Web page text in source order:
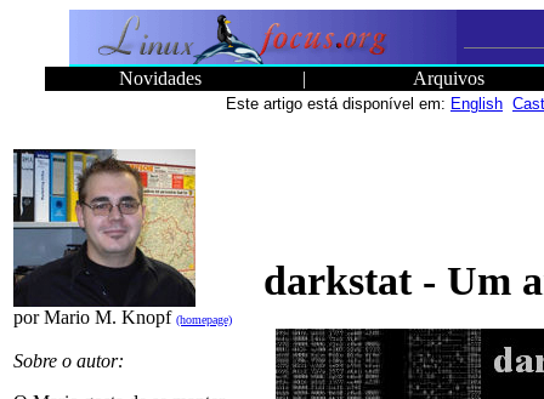
Novidades | Arquivos
Este artigo está disponível em: English
por Mario M. Knopf (homepage)
Sobre o autor:
darkstat - Um